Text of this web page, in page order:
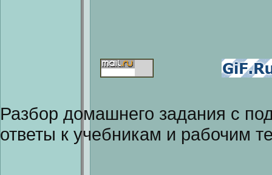
Разбор домашнего задания с
ответы к учебникам и рабочим